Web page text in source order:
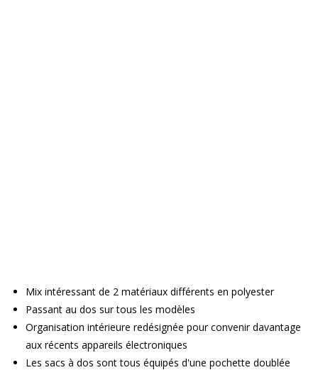
Mix intéressant de 2 matériaux différents en polyester
Passant au dos sur tous les modèles
Organisation intérieure redésignée pour convenir davantage
aux récents appareils électroniques
Les sacs à dos sont tous équipés d'une pochette doublée